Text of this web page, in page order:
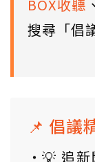
BOX收聽
搜尋「倡
📌 倡議
💡 追